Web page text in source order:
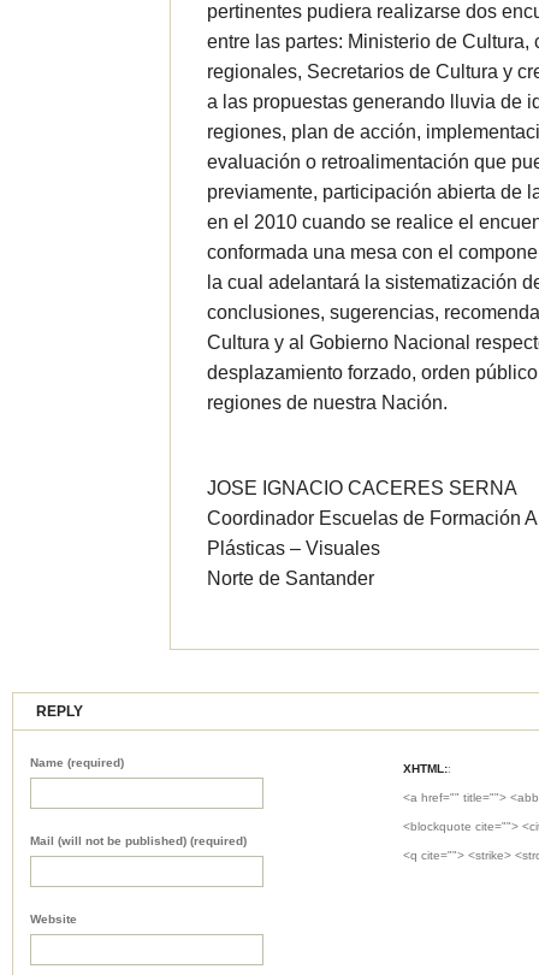
pertinentes pudiera realizarse dos
entre las partes: Ministerio de Cultura,
regionales, Secretarios de Cultura y
a las propuestas generando lluvia de
regiones, plan de acción,
evaluación o retroalimentación que
previamente, participación abierta de
en el 2010 cuando se realice el
conformada una mesa con el
la cual adelantará la sistematización
conclusiones, sugerencias,
Cultura y al Gobierno Nacional
desplazamiento forzado, orden
regiones de nuestra Nación.
JOSE IGNACIO CACERES SERNA
Coordinador Escuelas de Formación
Plásticas – Visuales
Norte de Santander
REPLY
XHTML::
<a href="" title="">
<blockquote cite="">
<q cite=""> <strike>
Name (required)
Mail (will not be published) (required)
Website